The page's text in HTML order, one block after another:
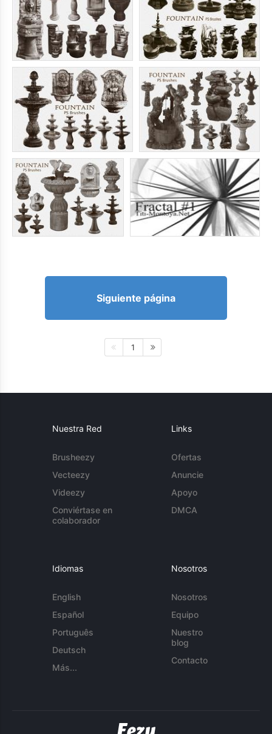
Siguiente página
1
Nuestra Red
Brusheezy
Vecteezy
Videezy
Conviértase en
colaborador
Links
Ofertas
Anuncie
Apoyo
DMCA
Idiomas
English
Español
Português
Deutsch
Más...
Nosotros
Nosotros
Equipo
Nuestro
blog
Contacto